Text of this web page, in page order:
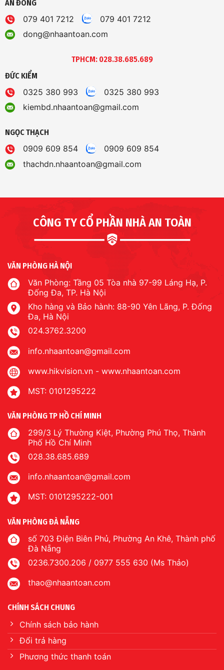
AN ĐÔNG
079 401 7212
079 401 7212
dong@nhaantoan.com
TPHCM: 028.38.685.689
ĐỨC KIỂM
0325 380 993
0325 380 993
kiembd.nhaantoan@gmail.com
NGỌC THẠCH
0909 609 854
0909 609 854
thachdn.nhaantoan@gmail.com
CÔNG TY CỔ PHẦN NHÀ AN TOÀN
VĂN PHÒNG HÀ NỘI
Văn Phòng: Tầng 05 Tòa nhà 97-99 Láng Hạ, P.
Đống Đa, TP. Hà Nội
Kho hàng và Bảo hành: 88-90 Yên Lãng, P. Đống
Đa, Hà Nội
024.3762.3200
info.nhaantoan@gmail.com
www.hikvision.vn - www.nhaantoan.com
MST: 0101295222
VĂN PHÒNG TP HỒ CHÍ MINH
299/3 Lý Thường Kiệt, Phường Phú Thọ, Thành
Phố Hồ Chí Minh
028.38.685.689
info.nhaantoan@gmail.com
MST: 0101295222-001
VĂN PHÒNG ĐÀ NẴNG
số 703 Điện Biên Phủ, Phường An Khê, Thành phố
Đà Nẵng
0236.7300.206 / 0977 555 630 (Ms Thảo)
thao@nhaantoan.com
CHÍNH SÁCH CHUNG
Chính sách bảo hành
Đổi trả hàng
Phương thức thanh toán